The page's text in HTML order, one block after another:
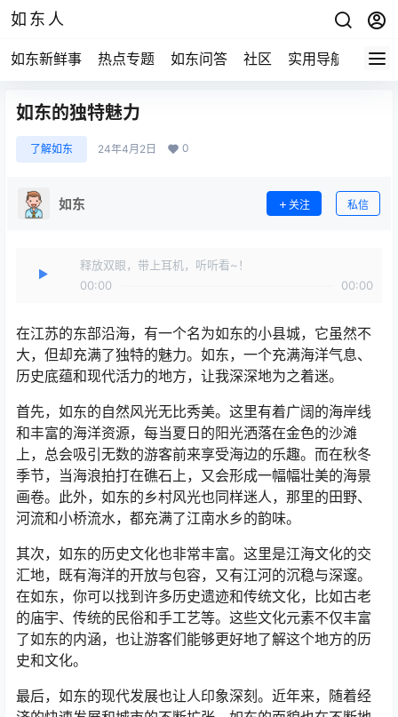
如东人
如东新鲜事 热点专题 如东问答 社区 实用导航 如东
如东的独特魅力
了解如东 24年4月2日 0
如东 关注 私信
释放双眼，带上耳机，听听看~！
00:00
00:00
在江苏的东部沿海，有一个名为如东的小县城，它虽然不
大，但却充满了独特的魅力。如东，一个充满海洋气息、
历史底蕴和现代活力的地方，让我深深地为之着迷。
首先，如东的自然风光无比秀美。这里有着广阔的海岸线
和丰富的海洋资源，每当夏日的阳光洒落在金色的沙滩
上，总会吸引无数的游客前来享受海边的乐趣。而在秋冬
季节，当海浪拍打在礁石上，又会形成一幅幅壮美的海景
画卷。此外，如东的乡村风光也同样迷人，那里的田野、
河流和小桥流水，都充满了江南水乡的韵味。
其次，如东的历史文化也非常丰富。这里是江海文化的交
汇地，既有海洋的开放与包容，又有江河的沉稳与深邃。
在如东，你可以找到许多历史遗迹和传统文化，比如古老
的庙宇、传统的民俗和手工艺等。这些文化元素不仅丰富
了如东的内涵，也让游客们能够更好地了解这个地方的历
史和文化。
最后，如东的现代发展也让人印象深刻。近年来，随着经